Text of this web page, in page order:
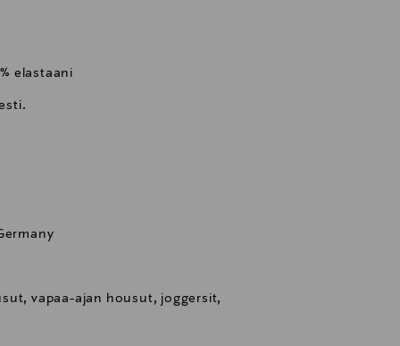
elastaani
vapaa-ajan housut, joggersit,